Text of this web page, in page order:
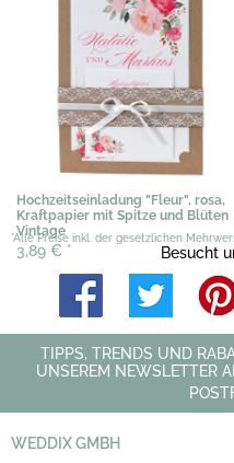
Hochzeitseinladung "Fleur", rosa,
Kraftpapier mit Spitze und Blüten
Vintage
3,89 € *
*Alle Preise inkl. der gesetzlichen
Besucht
TIPPS, TRENDS UND
UNSEREM NEWSLETTER
WEDDIX GMBH